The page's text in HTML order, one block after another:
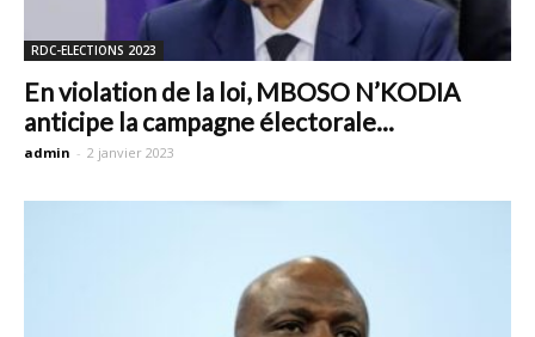
RDC-ELECTIONS 2023
En violation de la loi, MBOSO N’KODIA
anticipe la campagne électorale...
admin - 2 janvier 2023